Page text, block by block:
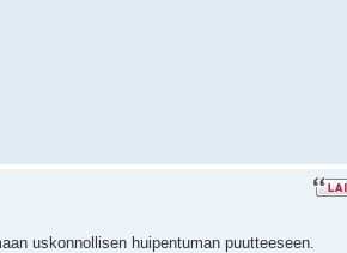
uskonnollisen huipentuman puutteeseen.